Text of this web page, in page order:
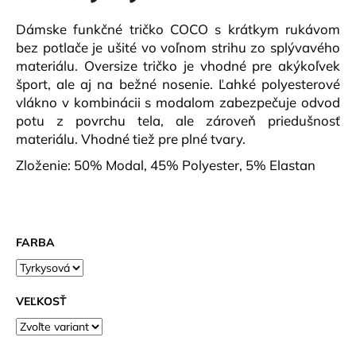
Dámske funkčné tričko COCO s krátkym rukávom
bez potlače je ušité vo voľnom strihu zo splývavého
materiálu. Oversize tričko je vhodné pre akýkoľvek
šport, ale aj na bežné nosenie. Ľahké polyesterové
vlákno v kombinácii s modalom zabezpečuje odvod
potu z povrchu tela, ale zároveň priedušnosť
materiálu. Vhodné tiež pre plné tvary.
Zloženie: 50% Modal, 45% Polyester, 5% Elastan
FARBA
VEĽKOSŤ
a
m
e
PÁNSKE
TRIČKO
PCE
BLANC
DLR